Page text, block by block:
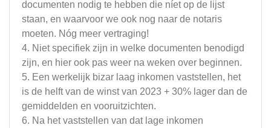
documenten nodig te hebben die níet op de lijst
staan, en waarvoor we ook nog naar de notaris
moeten. Nóg meer vertraging!
4. Niet specifiek zijn in welke documenten benodigd
zijn, en hier ook pas weer na weken over beginnen.
5. Een werkelijk bizar laag inkomen vaststellen, het
is de helft van de winst van 2023 + 30% lager dan de
gemiddelden en vooruitzichten.
6. Na het vaststellen van dat lage inkomen